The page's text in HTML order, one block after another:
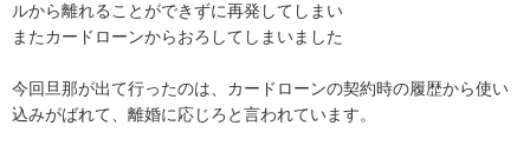
ルから離れることができずに再発してしまい
またカードローンからおろしてしまいました
今回旦那が出て行ったのは、カードローンの契約時の履歴から使い
込みがばれて、離婚に応じろと言われています。